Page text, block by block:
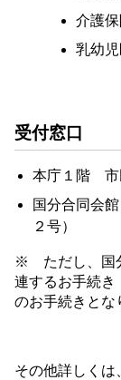
介護保
乳幼児
受付窓口
本庁１階 市
国分合同会
２号）
※ ただし、国
連するお手続き
のお手続きとな
その他詳しくは